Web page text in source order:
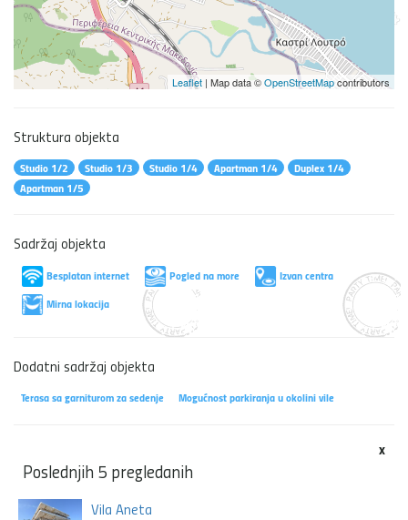
Leaflet | Map data ©OpenStreetMapcontributors
Struktura objekta
Studio 1/2 Studio 1/3 Studio 1/4 Apartman 1/4
Duplex 1/4
Apartman 1/5
Sadržaj objekta
Besplatan internet Pogled na more
Izvan centra
Mirna lokacija
Dodatni sadržaj objekta
Terasa sa garniturom za sedenje Mogućnost parkiranja u okolini vile
x
Poslednjih 5 pregledanih
Vila Aneta